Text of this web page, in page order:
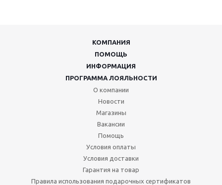
КОМПАНИЯ
ПОМОЩЬ
ИНФОРМАЦИЯ
ПРОГРАММА ЛОЯЛЬНОСТИ
О компании
Новости
Магазины
Вакансии
Помощь
Условия оплаты
Условия доставки
Гарантия на товар
Правила использования подарочных сертификатов